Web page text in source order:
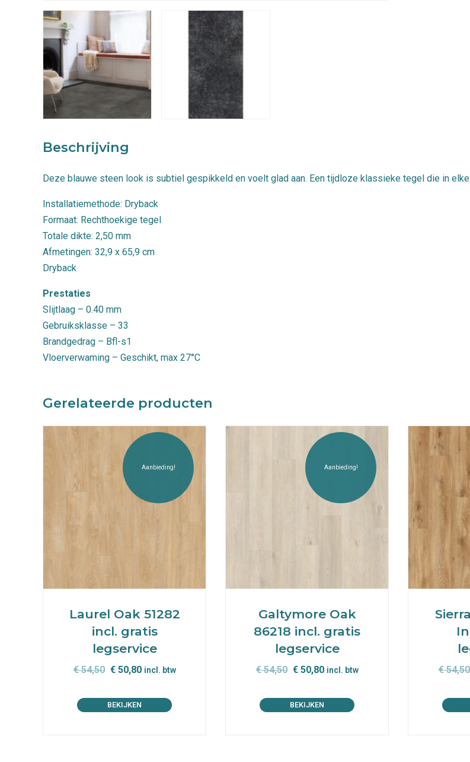
Beschrijving
Deze blauwe steen look is subtiel gespikkeld en voelt glad aan. Een tijdloze klassieke tegel die in
Installatiemethode: Dryback
Formaat: Rechthoekige tegel
Totale dikte: 2,50 mm
Afmetingen: 32,9 x 65,9 cm
Dryback
Prestaties
Slijtlaag – 0.40 mm
Gebruiksklasse – 33
Brandgedrag – Bfl-s1
Vloerverwaming – Geschikt, max 27°C
Gerelateerde producten
Aanbieding!
Laurel Oak 51282
incl. gratis
legservice
€54,50 Oorspronkelijke
was:
€50,80Huidige
is:
incl. btw
BEKIJKEN
Aanbieding!
Galtymore Oak
86218 incl. gratis
legservice
€54,50 Oorspronkelijke
was:
€50,80Huidige
is:
incl. btw
BEKIJKEN
€54,50